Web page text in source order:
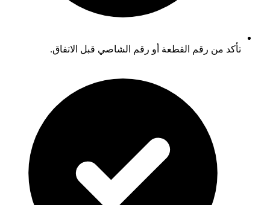
تأكد من رقم القطعة أو رقم الشاصي قبل الاتفاق.